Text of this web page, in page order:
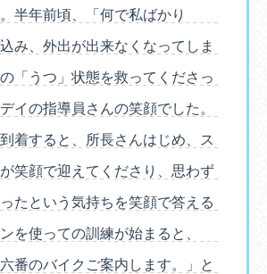
半年前頃、「何で私ばかり
み、外出が出来なくなってしま
「うつ」状態を救ってくださっ
イの指導員さんの笑顔でした。
着すると、所長さんはじめ、ス
笑顔で迎えてくださり、思わず
たという気持ちを笑顔で答える
を使っての訓練が始まると、
六番のバイクご案内します。」と